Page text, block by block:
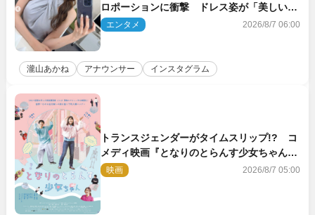
ロポーションに衝撃 ドレス姿が「美しい」
「品がありすぎる」
エンタメ 2026/8/7 06:00
瀧山あかね アナウンサー インスタグラム
トランスジェンダーがタイムスリップ!? コ
メディ映画『となりのとらんす少女ちゃん』
11.7公開決定
映画 2026/8/7 05:00